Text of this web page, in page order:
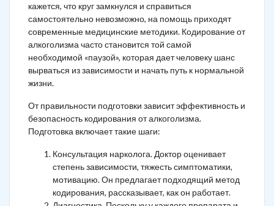
кажется, что круг замкнулся и справиться
самостоятельно невозможно, на помощь приходят
современные медицинские методики. Кодирование от
алкоголизма часто становится той самой
необходимой «паузой», которая дает человеку шанс
вырваться из зависимости и начать путь к нормальной
жизни.
От правильности подготовки зависит эффективность и
безопасность кодирования от алкоголизма.
Подготовка включает такие шаги:
Консультация нарколога. Доктор оценивает
степень зависимости, тяжесть симптоматики,
мотивацию. Он предлагает подходящий метод
кодирования, рассказывает, как он работает.